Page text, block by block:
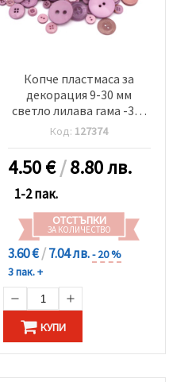
Копче пластмаса за
декорация 9-30 мм
светло лилава гама -300
грама
Код: 127374
4.50€/8.80 лв.
1-2 пак.
ОТСТЪПКИ
ЗА КОЛИЧЕСТВО
3.60 €/7.04 лв.- 20 %
3 пак. +
КУПИ